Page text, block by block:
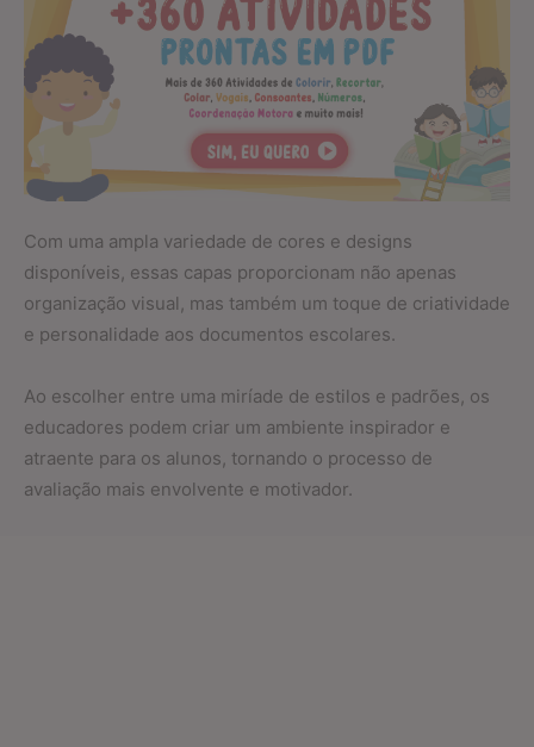
Com uma ampla variedade de cores e designs
disponíveis, essas capas proporcionam não apenas
organização visual, mas também um toque de criatividade
e personalidade aos documentos escolares.
Ao escolher entre uma miríade de estilos e padrões, os
educadores podem criar um ambiente inspirador e
atraente para os alunos, tornando o processo de
avaliação mais envolvente e motivador.